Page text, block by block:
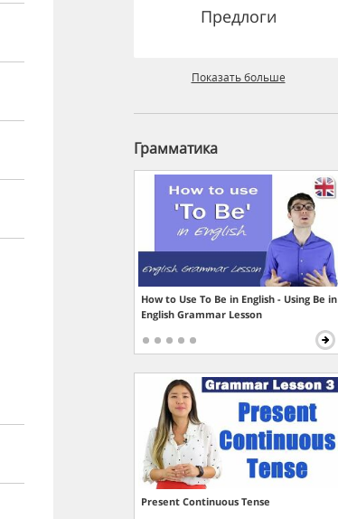
Предлоги
Показать больше
Грамматика
How to Use To Be in English - Using Be in
English Grammar Lesson
Present Continuous Tense